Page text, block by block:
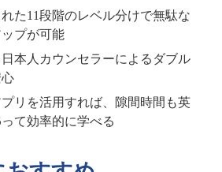
た11段階のレベル分けで無駄な
プが可能
本人カウンセラーによるダブル
リを活用すれば、隙間時間も英
て効率的に学べる